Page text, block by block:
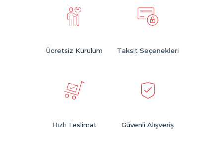
Ücretsiz Kurulum Taksit Seçenekleri
Hızlı Teslimat Güvenli Alışveriş